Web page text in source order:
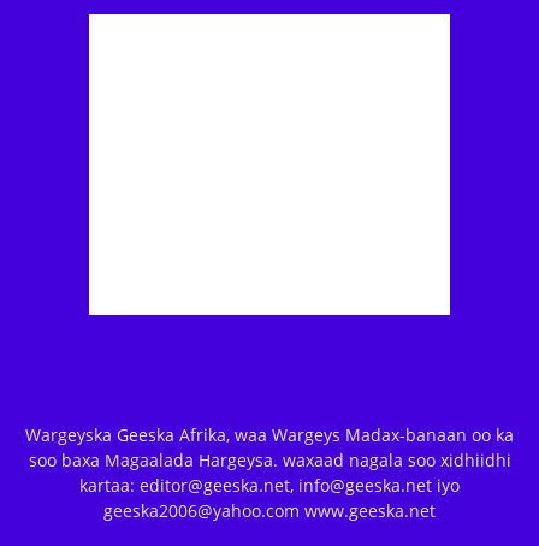
Wargeyska Geeska Afrika, waa Wargeys Madax-banaan oo ka
soo baxa Magaalada Hargeysa. waxaad nagala soo xidhiidhi
kartaa: editor@geeska.net, info@geeska.net iyo
geeska2006@yahoo.com www.geeska.net